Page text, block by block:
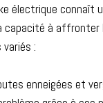
électrique connaît
capacité à affronter
:
enneigées et